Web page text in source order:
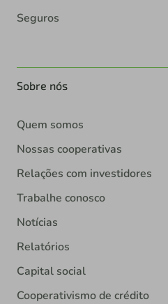
Seguros
Sobre nós
Quem somos
Nossas cooperativas
Relações com investidores
Trabalhe conosco
Notícias
Relatórios
Capital social
Cooperativismo de crédito